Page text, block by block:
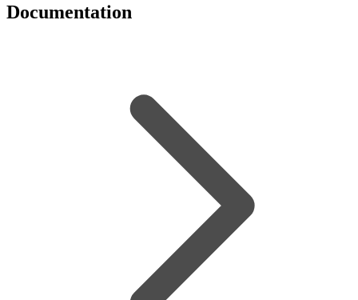
Documentation